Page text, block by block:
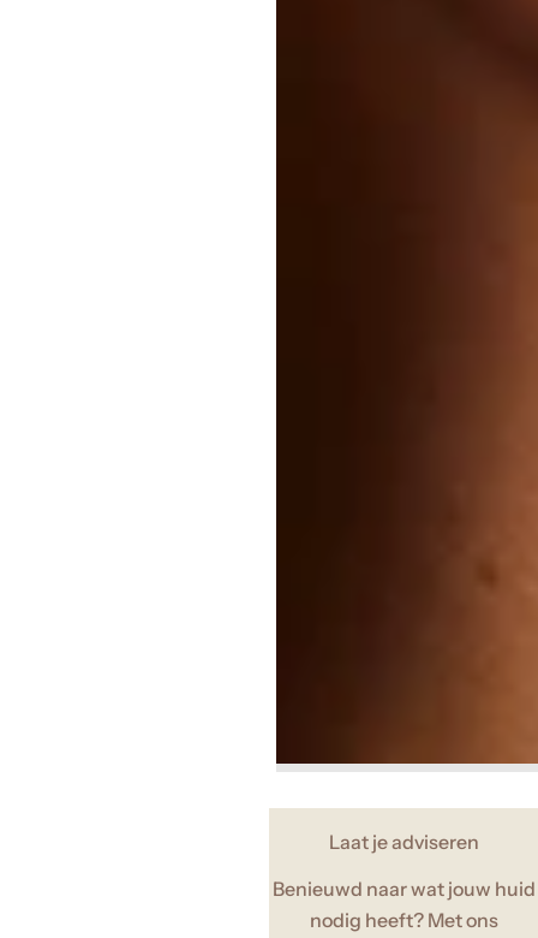
Laat je adviseren
Benieuwd naar wat jouw huid
nodig heeft? Met ons